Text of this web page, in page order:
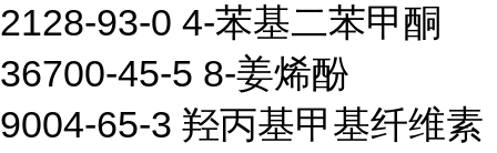
2128-93-0 4-苯基二苯甲酮
36700-45-5 8-姜烯酚
9004-65-3 羟丙基甲基纤维素